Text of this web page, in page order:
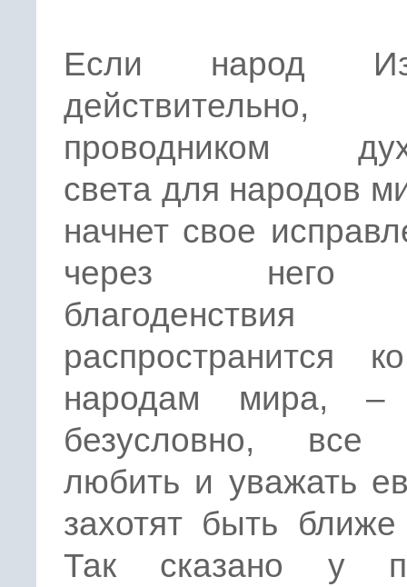
Если народ
действительно,
проводником
света для народов
начнет свое
через него
благоденствия
распространится
народам мира, –
безусловно, все
любить и уважать
захотят быть
Так сказано у